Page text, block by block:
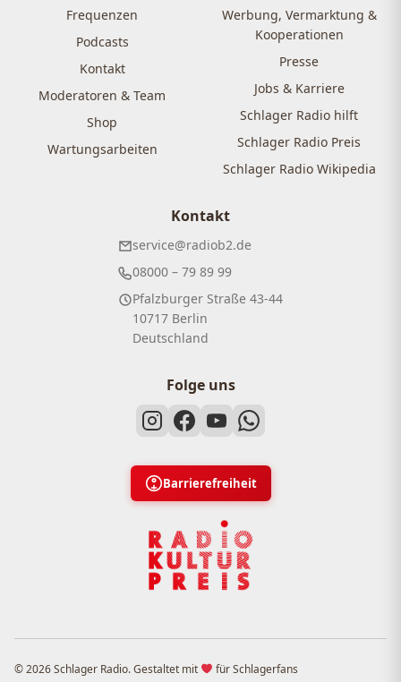
Frequenzen
Podcasts
Kontakt
Moderatoren & Team
Shop
Wartungsarbeiten
Werbung, Vermarktung &
Kooperationen
Presse
Jobs & Karriere
Schlager Radio hilft
Schlager Radio Preis
Schlager Radio Wikipedia
Kontakt
service@radiob2.de
08000 – 79 89 99
Pfalzburger Straße 43-44
10717 Berlin
Deutschland
Folge uns
Barrierefreiheit
© 2026 Schlager Radio. Gestaltet mit für Schlagerfans